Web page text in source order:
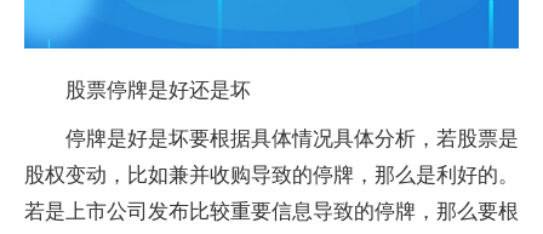
股票停牌是好还是坏
停牌是好是坏要根据具体情况具体分析，若股票是
股权变动，比如兼并收购导致的停牌，那么是利好的。
若是上市公司发布比较重要信息导致的停牌，那么要根